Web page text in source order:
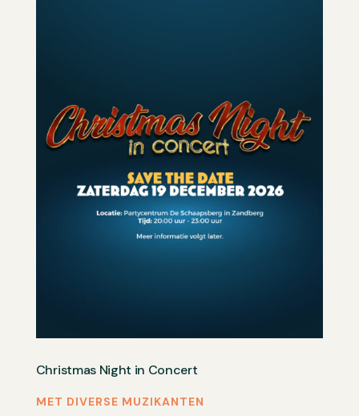
Christmas Night in Concert
MET DIVERSE MUZIKANTEN